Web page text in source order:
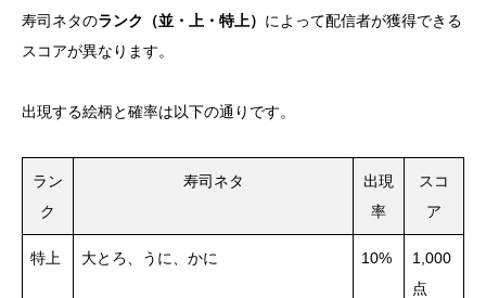
寿司ネタのランク（並・上・特上） によって配信者が獲得できる
スコアが異なります。
出現する絵柄と確率は以下の通りです。
ラン
ク
寿司ネタ
出現
率
スコ
ア
特上 大とろ、うに、かに 10%
1,000
点